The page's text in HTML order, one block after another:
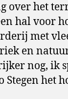
over het
hal voor
met
en
nog, ik
Stegen het